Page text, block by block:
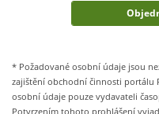
* Požadované osobní údaje jsou
zajištění obchodní činnosti portálu
osobní údaje pouze vydavateli
Potvrzením tohoto prohlášení